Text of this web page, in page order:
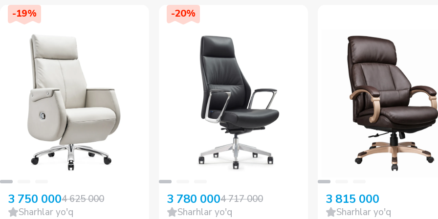
-19%
3 750 0004 625 000
Sharhlar yo'q
-20%
3 780 0004 717 000
Sharhlar yo'q
3 815 000
Sharhlar yo'q